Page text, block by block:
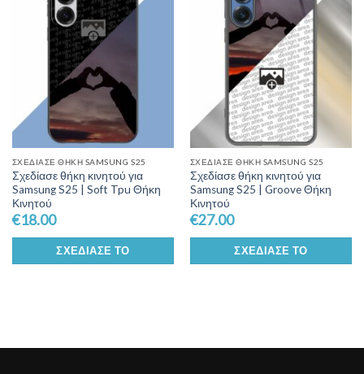
Wishlist
ΣΧΕΔΊΑΣΕ ΘΉΚΗ SAMSUNG S25
Σχεδίασε θήκη κινητού για
Samsung S25 | Soft Tpu Θήκη
Κινητού
€18.00
ΣΧΕΔΊΑΣΕ ΤΟ
Wishlist
ΣΧΕΔΊΑΣΕ ΘΉΚΗ SAMSUNG S25
Σχεδίασε θήκη κινητού για
Samsung S25 | Groove Θήκη
Κινητού
€27.00
ΣΧΕΔΊΑΣΕ ΤΟ